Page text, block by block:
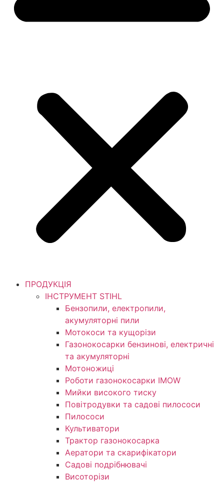
ПРОДУКЦІЯ
ІНСТРУМЕНТ STIHL
Бензопили, електропили,
акумуляторні пили
Мотокоси та кущорізи
Газонокосарки бензинові, електричні
та акумуляторні
Мотоножиці
Роботи газонокосарки IMOW
Мийки високого тиску
Повітродувки та садові пилососи
Пилососи
Культиватори
Трактор газонокосарка
Аератори та скарифікатори
Садові подрібнювачі
Висоторізи